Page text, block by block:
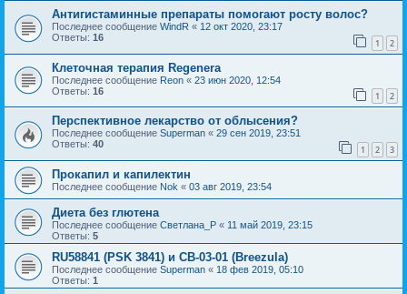
Антигистаминные препараты помогают росту волос?
Последнее сообщение WindR « 12 окт 2020, 23:17
Ответы: 16 1 2
Клеточная терапия Regenera
Последнее сообщение Reon « 23 июн 2020, 12:54
Ответы: 16 1 2
Перспективное лекарство от облысения?
Последнее сообщение Superman « 29 сен 2019, 23:51
Ответы: 40 1 2 3
Прокапил и капилектин
Последнее сообщение Nok « 03 авг 2019, 23:54
Диета без глютена
Последнее сообщение Светлана_P « 11 май 2019, 23:15
Ответы: 5
RU58841 (PSK 3841) и CB-03-01 (Breezula)
Последнее сообщение Superman « 18 фев 2019, 05:10
Ответы: 1